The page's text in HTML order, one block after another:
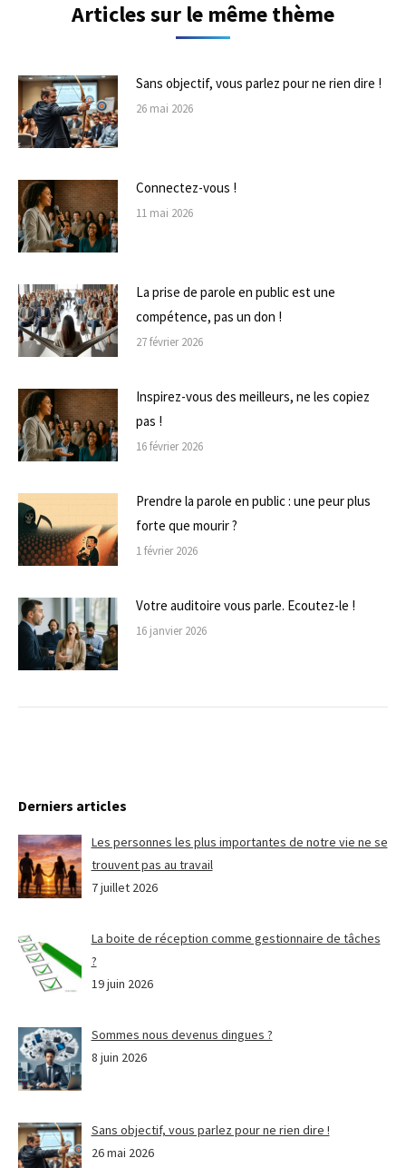
Articles sur le même thème
Sans objectif, vous parlez pour ne rien dire !
26 mai 2026
Connectez-vous !
11 mai 2026
La prise de parole en public est une
compétence, pas un don !
27 février 2026
Inspirez-vous des meilleurs, ne les copiez
pas !
16 février 2026
Prendre la parole en public : une peur plus
forte que mourir ?
1 février 2026
Votre auditoire vous parle. Ecoutez-le !
16 janvier 2026
Derniers articles
Les personnes les plus importantes de notre vie ne se
trouvent pas au travail
7 juillet 2026
La boite de réception comme gestionnaire de tâches
?
19 juin 2026
Sommes nous devenus dingues ?
8 juin 2026
Sans objectif, vous parlez pour ne rien dire !
26 mai 2026